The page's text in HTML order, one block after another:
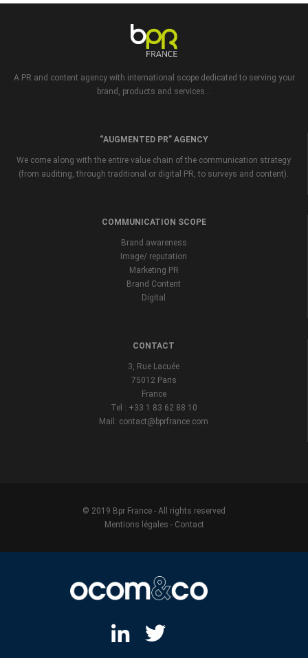
A PR and content agency with international scope dedicated to serving your
brand, products and services...
“AUGMENTED PR” AGENCY
We come along with the entire value chain of the communication strategy
(from auditing, through traditional or digital PR, to surveys and content).
COMMUNICATION SCOPE
Brand awareness
Image/ reputation
Marketing PR
Brand Content
Digital
CONTACT
3, Rue Lacuée
75012 Paris
France
Tel : +33 1 83 62 88 10
Mail: contact@bprfrance.com
© 2019 Bpr France - All rights reserved
Mentions légales - Contact